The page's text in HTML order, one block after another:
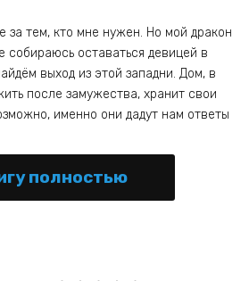
за тем, кто мне нужен. Но мой дракон
собираюсь оставаться девицей в
выход из этой западни. Дом, в
после замужества, хранит свои
именно они дадут нам ответы
полностью